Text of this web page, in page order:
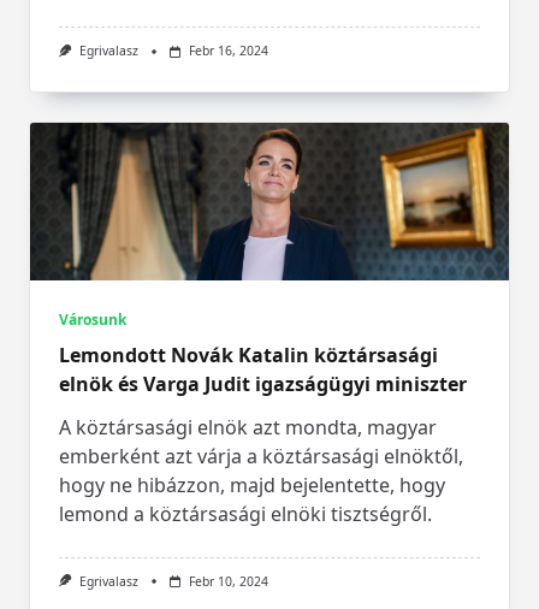
Egrivalasz Febr 16, 2024
Városunk
Lemondott Novák Katalin köztársasági
elnök és Varga Judit igazságügyi miniszter
A köztársasági elnök azt mondta, magyar
emberként azt várja a köztársasági elnöktől,
hogy ne hibázzon, majd bejelentette, hogy
lemond a köztársasági elnöki tisztségről.
Egrivalasz Febr 10, 2024